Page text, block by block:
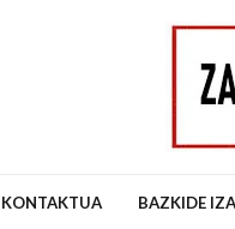
Batuz Auzo Elkartea
KONTAKTUA BAZKIDE